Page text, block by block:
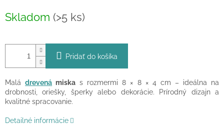
cena:
Skladom (>5 ks)
Pridať do košíka
Maládrevená miska s rozmermi 8 × 8 × 4 cm – ideálna na
drobnosti, oriešky, šperky alebo dekorácie. Prírodný dizajn a
kvalitné spracovanie.
Detailné informácie